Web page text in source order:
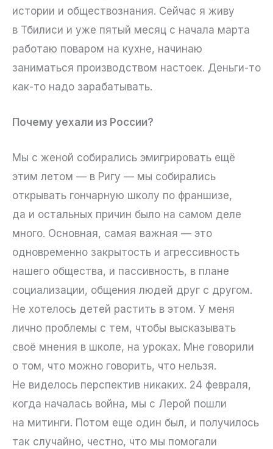
истории и обществознания. Сейчас я живу
в Тбилиси и уже пятый месяц с начала марта
работаю поваром на кухне, начинаю
заниматься производством настоек. Деньги-то
как-то надо зарабатывать.
Почему уехали из России?
Мы с женой собирались эмигрировать ещё
этим летом — в Ригу — мы собирались
открывать гончарную школу по франшизе,
да и остальных причин было на самом деле
много. Основная, самая важная — это
одновременно закрытость и агрессивность
нашего общества, и пассивность, в плане
социализации, общения людей друг с другом.
Не хотелось детей растить в этом. У меня
лично проблемы с тем, чтобы высказывать
своё мнения в школе, на уроках. Мне говорили
о том, что можно говорить, что нельзя.
Не виделось перспектив никаких. 24 февраля,
когда началась война, мы с Лерой пошли
на митинги. Потом еще один был, и получилось
так случайно, честно, что мы помогали